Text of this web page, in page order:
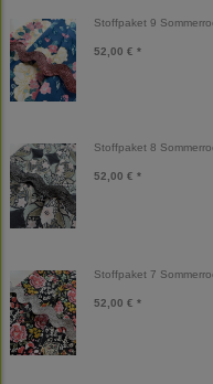
Stoffpaket 9
52,00 € *
Stoffpaket 8
52,00 € *
Stoffpaket 7
52,00 € *